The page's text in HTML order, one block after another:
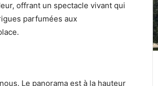
offrant un spectacle vivant qui
parfumées aux
Le panorama est à la hauteur